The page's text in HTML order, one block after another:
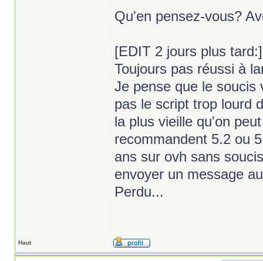
Qu'en pensez-vous?
[EDIT 2 jours plus tard:]
Toujours pas réussi à
Je pense que le soucis
pas le script trop lourd
la plus vieille qu'on
recommandent 5.2 ou
ans sur ovh sans
envoyer un message
Perdu...
Haut